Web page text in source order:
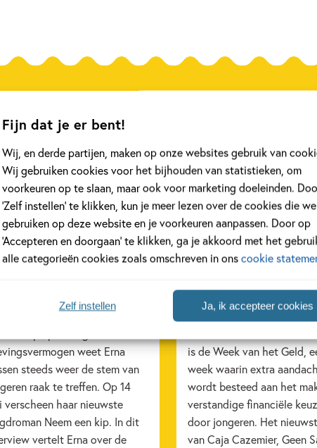
Fijn dat je er bent!
Wij, en derde partijen, maken op onze websites gebruik van
Wij gebruiken cookies voor het bijhouden van statistieken, om
voorkeuren op te slaan, maar ook voor marketing doeleinden.
‘Zelf instellen’ te klikken, kun je meer lezen over de cookies die we
gebruiken op deze website en je voorkeuren aanpassen. Door op
‘Accepteren en doorgaan’ te klikken, ga je akkoord met het
alle categorieën cookies zoals omschreven in onscookie
Ja, ik accepteer cookies
Zelf instellen
‘Neem een kip’
weet Erna
steeds weer de stem van
raak te treffen. Op 14
verscheen haar nieuwste
Neem een kip. In dit
vertelt Erna over de
Ben jij al klaar voor
Week van het Geld?
is de Week van het Geld,
week waarin extra
wordt besteed aan het
verstandige financiële
door jongeren. Het
van Caja Cazemier, Geen
Nieuws